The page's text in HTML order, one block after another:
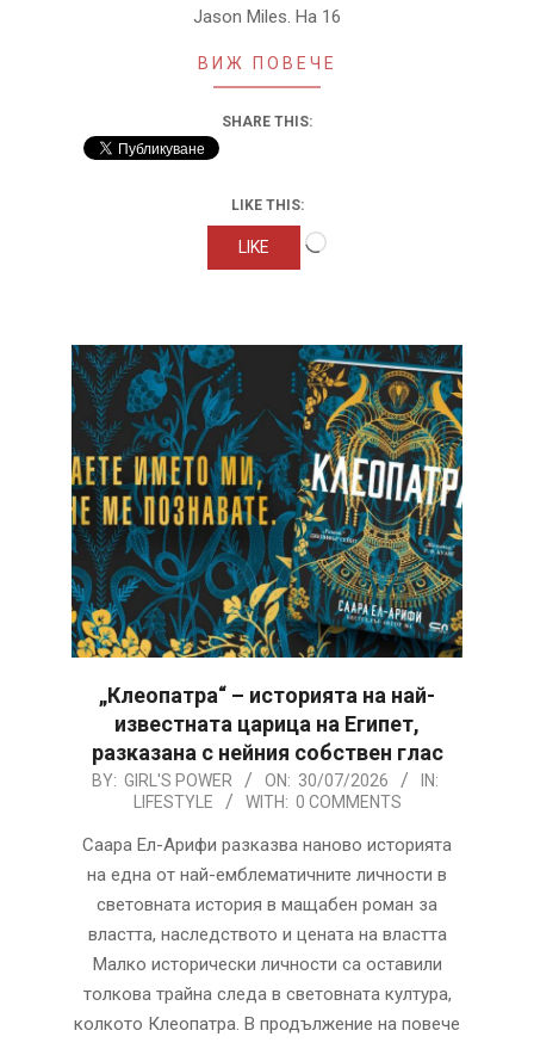
Jason Miles. На 16
ВИЖ ПОВЕЧЕ
SHARE THIS:
LIKE THIS:
LIKE
„Клеопатра“ – историята на най-
известната царица на Египет,
разказана с нейния собствен глас
2026-
30
BY: GIRL'S POWER ON: 30/07/2026
IN:
LIFESTYLE
WITH: 0 COMMENTS
Саара Ел-Арифи разказва наново историята
на една от най-емблематичните личности в
световната история в мащабен роман за
властта, наследството и цената на властта
Малко исторически личности са оставили
толкова трайна следа в световната култура,
колкото Клеопатра. В продължение на повече